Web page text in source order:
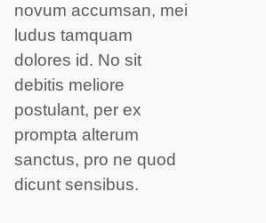
novum accumsan, mei
ludus tamquam
dolores id. No sit
debitis meliore
postulant, per ex
prompta alterum
sanctus, pro ne quod
dicunt sensibus.